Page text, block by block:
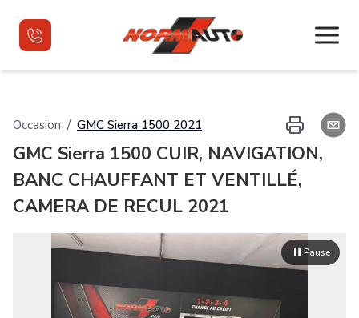
Véhicules d'occasion
Véhicules d'occasion VR
Financement
Nous joindre
Occasion / GMC Sierra 1500 2021
GMC Sierra 1500 CUIR, NAVIGATION,
BANC CHAUFFANT ET VENTILLÉ,
CAMERA DE RECUL 2021
Pause